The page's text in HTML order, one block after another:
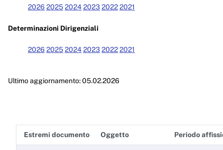
Performance
Enti controllati
Attività e procedimenti
Provvedimenti organi indirizzo politico
Bandi di gara e contratti
2026 202520242023 20222021
Determinazioni Dirigenziali
2026 202520242023 20222021
Ultimo aggiornamento: 05.02.2026
Estremi documento Oggetto Periodo